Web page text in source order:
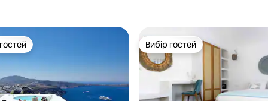
гостей Вибір гостей
Вибір гостей